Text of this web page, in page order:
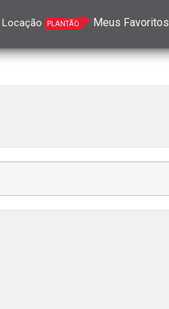
Locação PLANTÃO Meus Favoritos